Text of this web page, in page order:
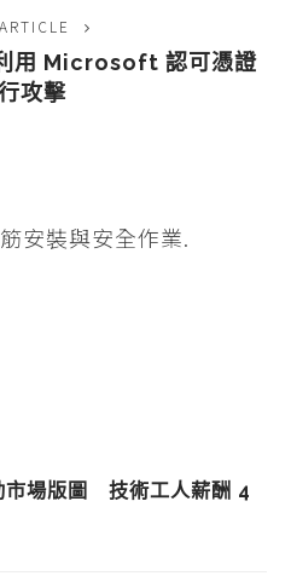
用 Microsoft 認可憑證
攻擊
市場版圖 技術工人薪酬 4